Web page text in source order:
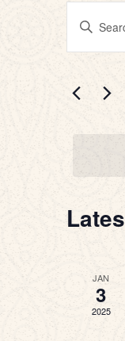
Enter
for
Events
JAN
3
2025